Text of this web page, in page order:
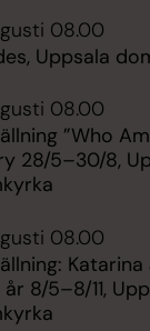
08.00
Uppsala
08.00
”Who
28/5–30/8,
08.00
8/5–8/11,